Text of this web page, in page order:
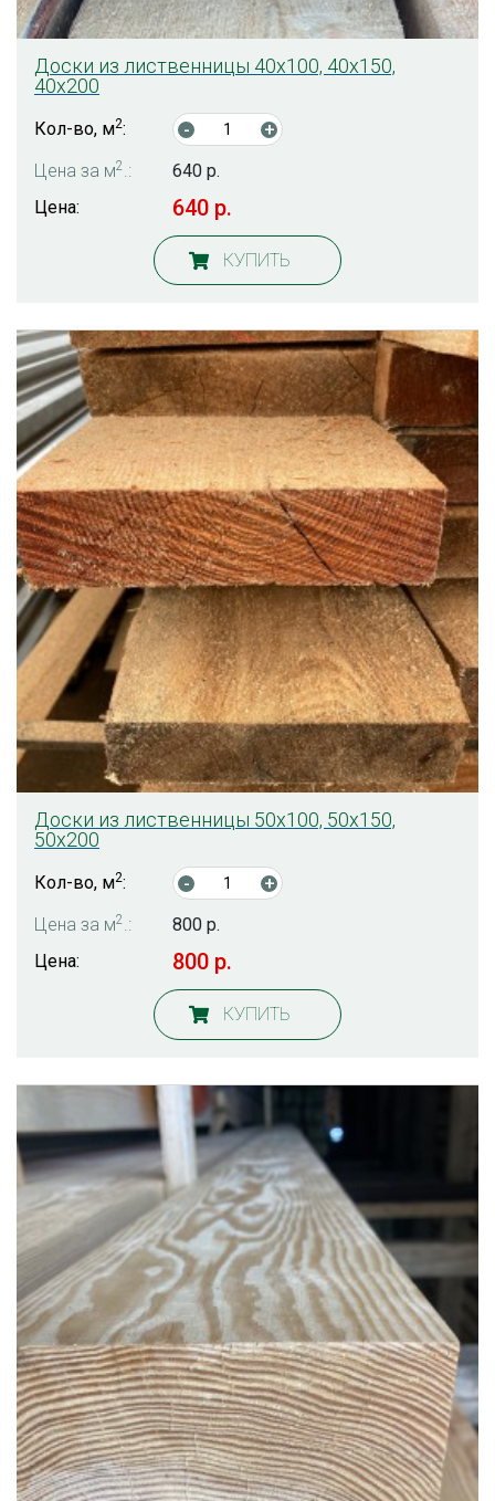
Доски из лиственницы 40х100, 40х150,
40х200
Кол-во, м2: -
+
Цена за м2.:
640 р.
Цена:
640 р.
КУПИТЬ
Доски из лиственницы 50х100, 50х150,
50х200
Кол-во, м2: -
+
Цена за м2.:
800 р.
Цена:
800 р.
КУПИТЬ